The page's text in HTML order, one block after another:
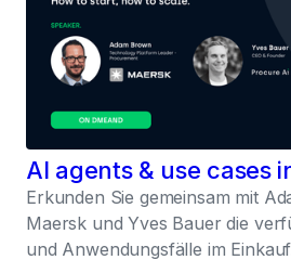
AI agents & use cases
Erkunden Sie gemeinsam mit
Maersk und Yves Bauer die
und Anwendungsfälle im